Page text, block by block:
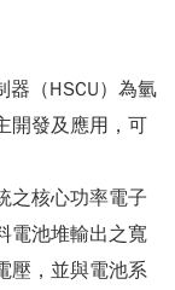
器（HSCU）為氫
開發及應用，可
之核心功率電子
電池堆輸出之寬
壓，並與電池系